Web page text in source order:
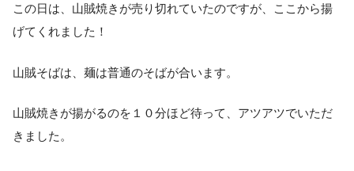
この日は、山賊焼きが売り切れていたのですが、ここから揚
げてくれました！
山賊そばは、麺は普通のそばが合います。
山賊焼きが揚がるのを１０分ほど待って、アツアツでいただ
きました。